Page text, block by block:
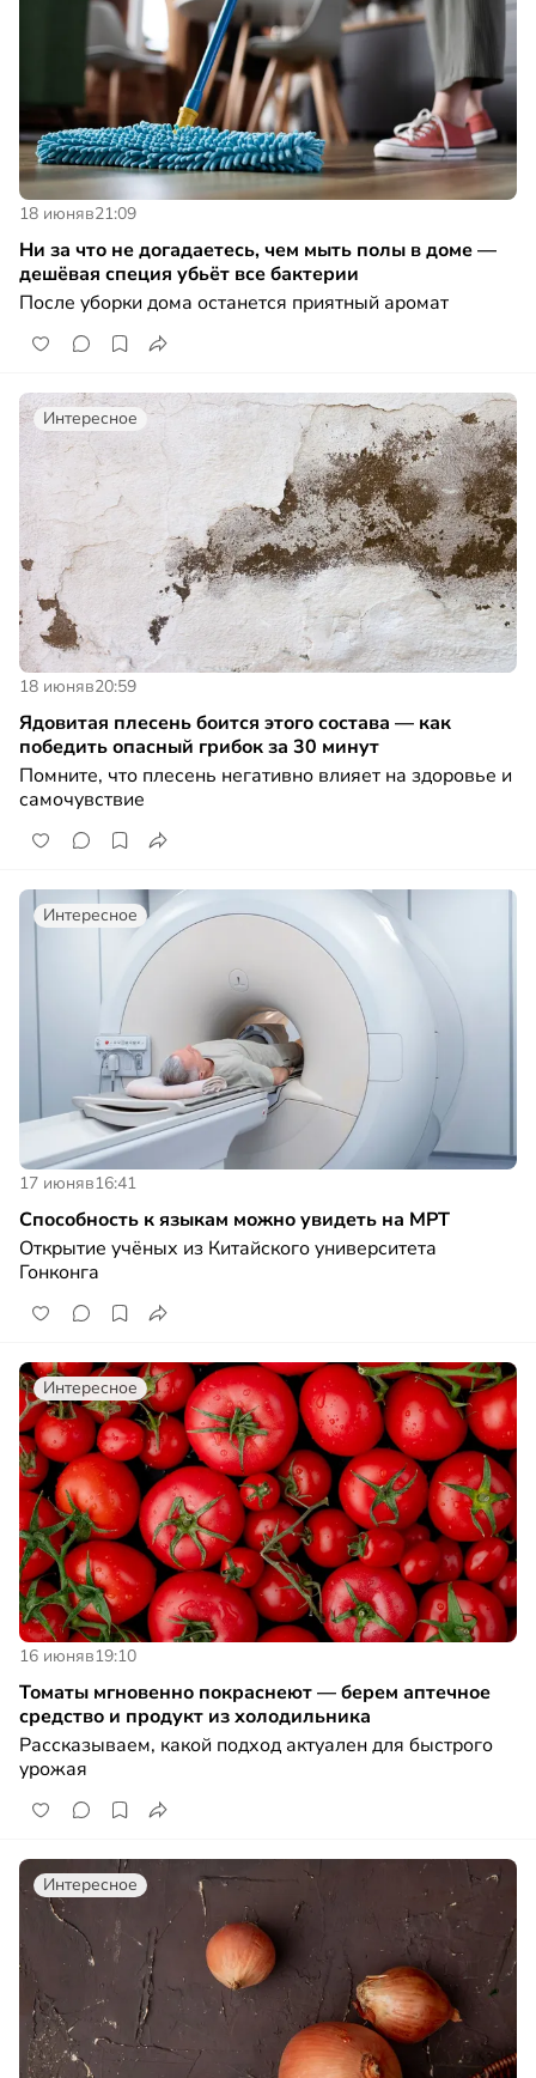
18 июняв21:09
Ни за что не догадаетесь, чем мыть полы в доме —
дешёвая специя убьёт все бактерии
После уборки дома останется приятный аромат
Интересное
18 июняв20:59
Ядовитая плесень боится этого состава — как
победить опасный грибок за 30 минут
Помните, что плесень негативно влияет на здоровье и
самочувствие
Интересное
17 июняв16:41
Способность к языкам можно увидеть на МРТ
Открытие учёных из Китайского университета
Гонконга
Интересное
16 июняв19:10
Томаты мгновенно покраснеют — берем аптечное
средство и продукт из холодильника
Рассказываем, какой подход актуален для быстрого
урожая
Интересное